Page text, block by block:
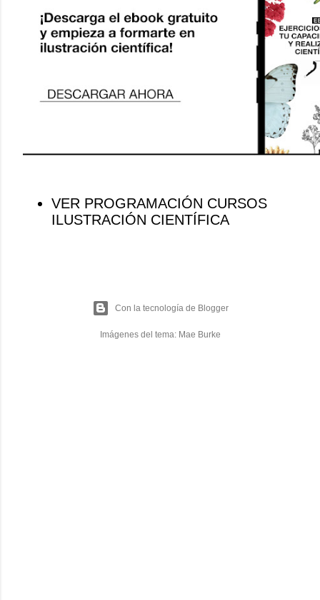
VER PROGRAMACIÓN CURSOS
ILUSTRACIÓN CIENTÍFICA
Con la tecnología de Blogger
Imágenes del tema: Mae Burke